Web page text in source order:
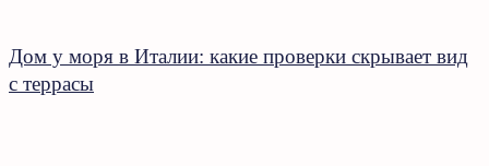
Дом у моря в Италии: какие проверки скрывает вид
с террасы